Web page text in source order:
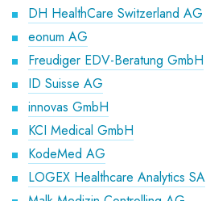
DH HealthCare Switzerland AG
eonum AG
Freudiger EDV-Beratung GmbH
ID Suisse AG
innovas GmbH
KCI Medical GmbH
KodeMed AG
LOGEX Healthcare Analytics SA